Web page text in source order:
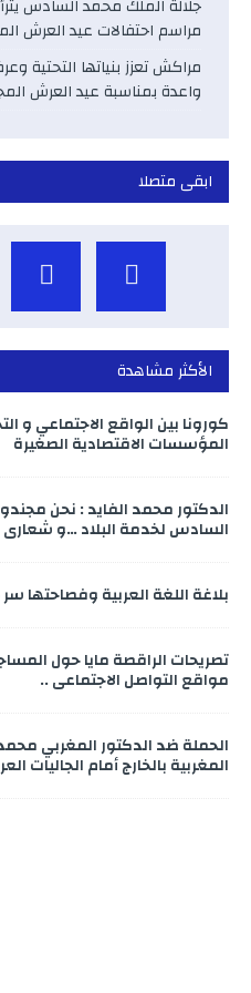
جلالة الملك محمد السادس
مراسم احتفالات عيد العرش
مراكش تعزز بنياتها التحتية
واعدة بمناسبة عيد العرش
ابقى متصلا
الأكثر مشاهدة
كورونا بين الواقع الاجتماعي و
المؤسسات الاقتصادية الصغيرة
الدكتور محمد الفايد : نحن
السادس لخدمة البلاد …و شعاري
بلاغة اللغة العربية وفصاحتها
تصريحات الراقصة مايا حول
مواقع التواصل الاجتماعي ..
الحملة ضد الدكتور المغربي
المغربية بالخارج أمام الجاليات